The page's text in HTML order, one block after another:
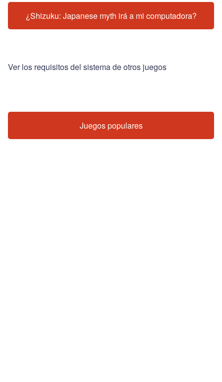
¿Shizuku: Japanese myth irá a mi computadora?
Ver los requisitos del sistema de otros juegos
Juegos populares